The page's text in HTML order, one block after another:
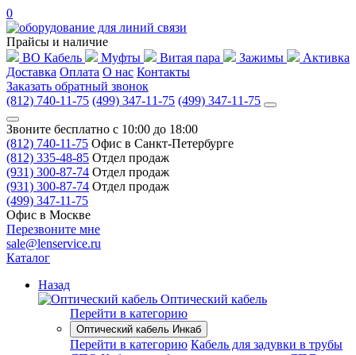
0
Прайсы и наличие
ВО Кабель
Муфты Витая пара Зажимы
Активка
Доставка Оплата О нас Контакты
Заказать обратный звонок
(812) 740-11-75 (499) 347-11-75 (499) 347-11-75
Звоните бесплатно с 10:00 до 18:00
(812) 740-11-75 Офис в Санкт-Петербурге
(812) 335-48-85 Отдел продаж
(931) 300-87-74 Отдел продаж
(931) 300-87-74 Отдел продаж
(499) 347-11-75
Офис в Москве
Перезвоните мне
sale@lenservice.ru
Каталог
Назад
Оптический кабель
Перейти в категорию
Оптический кабель Инкаб
Перейти в категорию Кабель для задувки в трубы